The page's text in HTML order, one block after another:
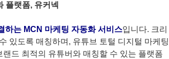
플랫폼, 유커넥
하는 MCN 마케팅 자동화 서비스입니다. 크리
있도록 매칭하며, 유튜브 토털 디지털 마케팅
드 최적의 유튜버와 매칭할 수 있는 플랫폼